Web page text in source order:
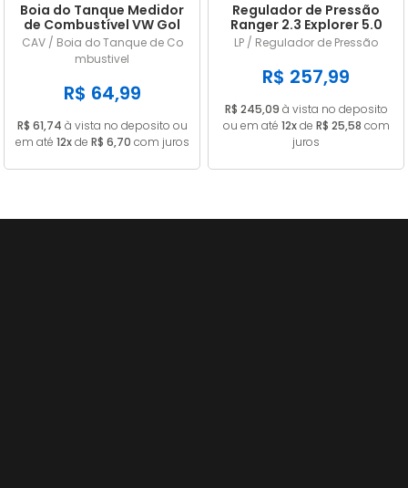
Boia do Tanque Medidor
de Combustível VW Gol
Parati Saveiro Voyage
1985 a 1989 Gasolina
Com Retorno Com
Pescador 55L
CAV / Boia do Tanque de Co
mbustivel
R$ 64,99
R$ 61,74 à vista no deposito ou
em até 12xde R$ 6,70 com juros
Regulador de Pressão
Ranger 2.3 Explorer 5.0
Mustang 2.8 e 5.0 LP228
LP / Regulador de Pressão
R$ 257,99
R$ 245,09 à vista no deposito
ou em até 12xde R$ 25,58 com
juros